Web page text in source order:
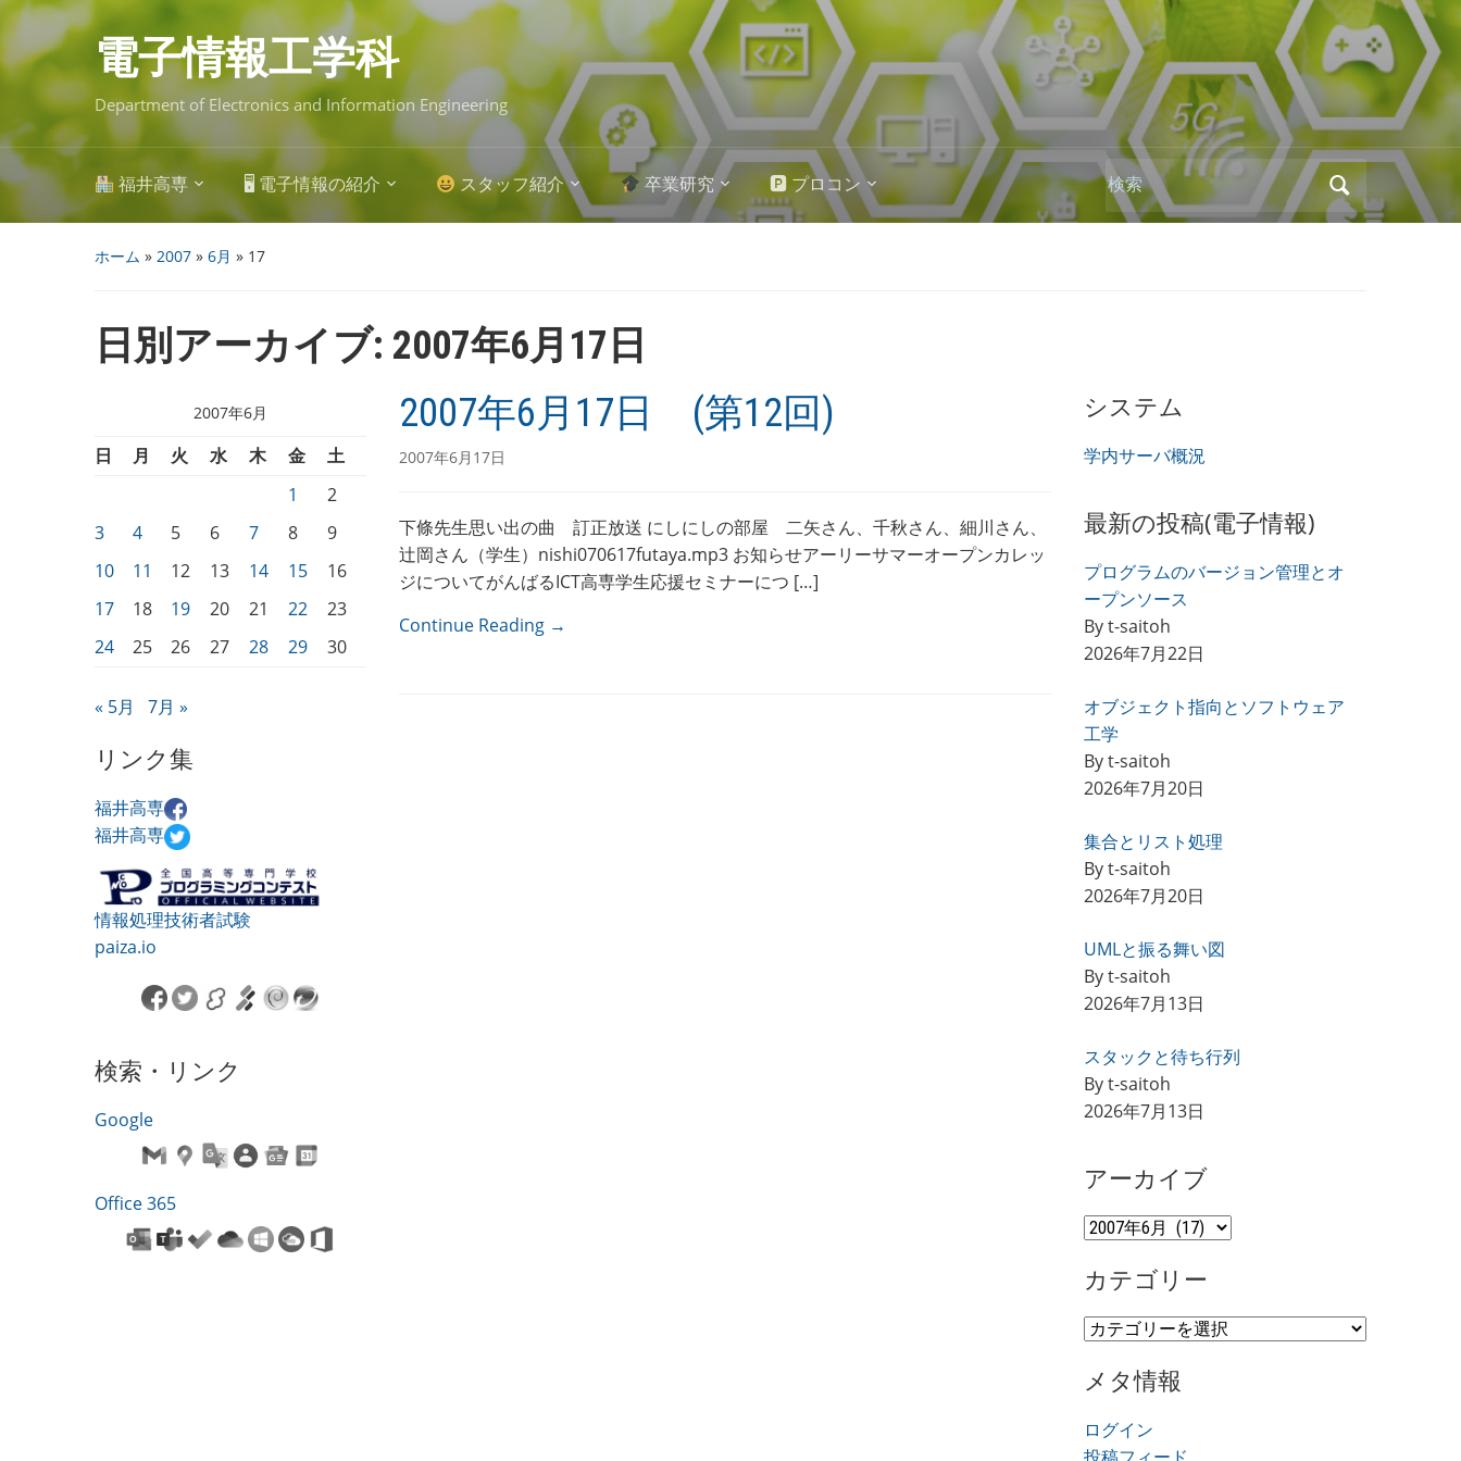
Skip
to
main
content 電子情報工学科
Department of Electronics and Information Engineering
福井高専 🖥 電子情報の紹介 スタッフ紹介 卒業研究 🅿 プロコン
Search
for:
ホーム » 2007 » 6月 » 17
日別アーカイブ: 2007年6月17日
2007年6月
日 月 火 水 木 金
土
1
2
3
4 5 6 7 8
9
10
11 12 13 14 15
16
17
18 19 20 21 22
23
24
25 26 27 28 29 30
« 5月 7月 »
リンク集
福井高専
福井高専
情報処理技術者試験
paiza.io
検索・リンク
Google
Office 365
2007年6月17日 (第12回)
2007年6月17日
下條先生思い出の曲 訂正放送 にしにしの部屋 二矢さん、千秋さん、細川さん、
辻岡さん（学生）nishi070617futaya.mp3 お知らせアーリーサマーオープンカレッ
ジについてがんばるICT高専学生応援セミナーにつ […]
Continue Reading →
システム
学内サーバ概況
最新の投稿(電子情報)
プログラムのバージョン管理とオ
ープンソース
By t-saitoh
2026年7月22日
オブジェクト指向とソフトウェア
工学
By t-saitoh
2026年7月20日
集合とリスト処理
By t-saitoh
2026年7月20日
UMLと振る舞い図
By t-saitoh
2026年7月13日
スタックと待ち行列
By t-saitoh
2026年7月13日
アーカイブ
ア
カ
ブ
カテゴリー
カ
ゴ
ー
メタ情報
ログイン